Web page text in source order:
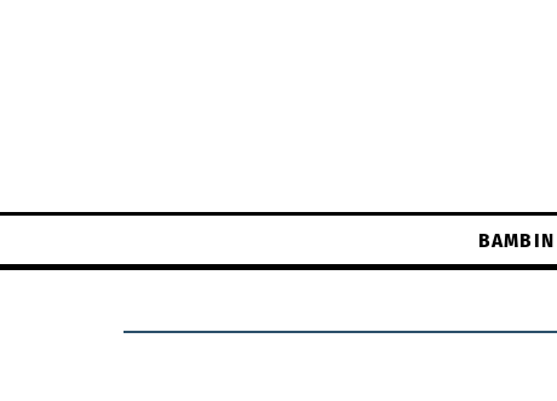
BAMBIN